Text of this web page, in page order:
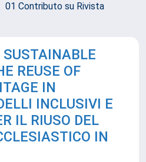
01 Contributo su Rivista
REUSE OF
IN
INCLUSIVI E
IL RIUSO DEL
IN